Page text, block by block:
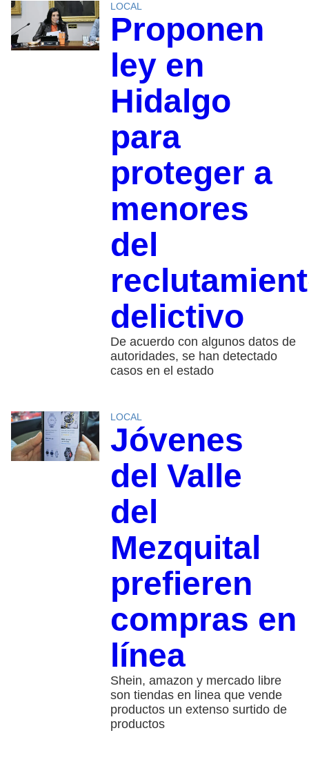
LOCAL
Proponen
ley en
Hidalgo
para
proteger a
menores
del
delictivo
De acuerdo con algunos datos de
autoridades, se han detectado
casos en el estado
LOCAL
Jóvenes
del Valle
del
Mezquital
prefieren
compras en
línea
Shein, amazon y mercado libre
son tiendas en linea que vende
productos un extenso surtido de
productos